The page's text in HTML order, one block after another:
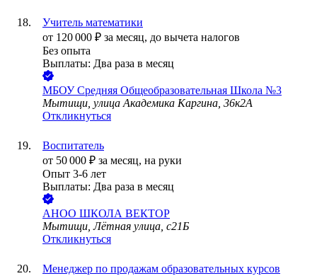
Учитель математики
от 120 000 ₽ за месяц, до вычета налогов
Без опыта
Выплаты: Два раза в месяц
МБОУ Средняя Общеобразовательная Школа №3
Мытищи, улица Академика Каргина, 36к2А
Откликнуться
Воспитатель
от 50 000 ₽ за месяц, на руки
Опыт 3-6 лет
Выплаты: Два раза в месяц
АНОО ШКОЛА ВЕКТОР
Мытищи, Лётная улица, с21Б
Откликнуться
Менеджер по продажам образовательных курсов